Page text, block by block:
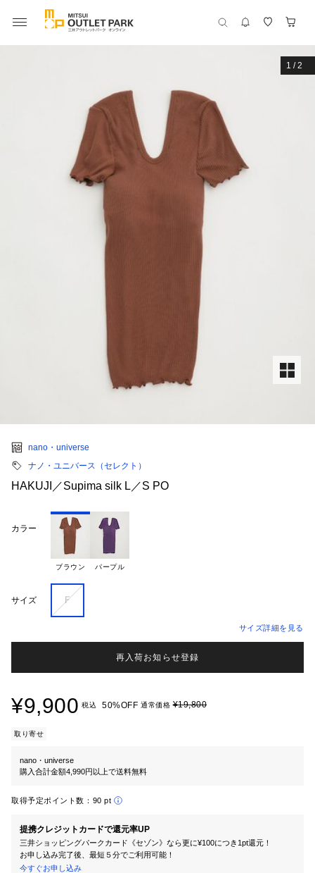
1 /2
nano・universe
ナノ・ユニバース（セレクト）
HAKUJI／Supima silk L／S PO
カラー
ブラウン パープル
サイズ Ｆ
サイズ詳細を見る
再入荷お知らせ登録
¥9,900 税込 50%OFF 通常価格¥19,800
取り寄せ
nano・universe
購入合計金額4,990円以上で送料無料
取得予定ポイント数： 90 pt
提携クレジットカードで還元率UP
三井ショッピングパークカード《セゾン》なら更に¥100につき1pt還元！
お申し込み完了後、最短５分でご利用可能！
今すぐお申し込み